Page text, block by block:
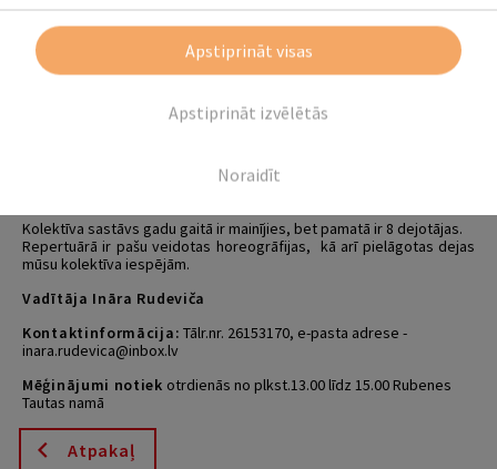
Kolektīva
darbības mērķisir dot iespēju dāmām seniora vecumā
(arī jaunākām) tikties, komunicēt, tikt pāri kādiem kompleksiem, lai
Repertuārā dažāda rakstura dejas. Tas dod gan fizisku aktivitāti, gan
novada pasākumos, gan pārstāvēt savu pagastu citos novados.
Kolektīva sastāvs gadu gaitā ir mainījies, bet pamatā ir 8 dejotājas.
Repertuārā ir pašu veidotas horeogrāfijas, kā arī pielāgotas dejas
mūsu kolektīva iespējām.
Vadītāja Ināra Rudeviča
Kontaktinformācija: Tālr.nr. 26153170, e-pasta adrese -
inara.rudevica@inbox.lv
Mēģinājumi notiek otrdienās no plkst.13.00 līdz 15.00 Rubenes
Tautas namā
Atpakaļ
Noraidīt
Apstiprināt izvēlētās
Apstiprināt visas